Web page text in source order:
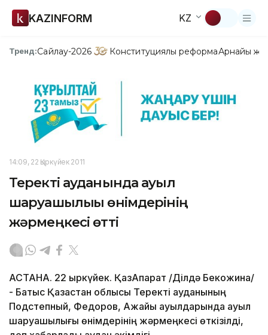
KAZINFORM KZ
Тренд:Сайлау-2026 Конституциялық реформаАрнайы
14:09, 22 Қыркүйек 2011
Теректі ауданында ауыл
шаруашылығы өнімдерінің
жәрмеңкесі өтті
АСТАНА. 22 қыркүйек. ҚазАқпарат /Ділдә Бекқожина/
- Батыс Қазақстан облысы Теректі ауданының
Подстепный, Федоров, Ақжайық ауылдарында ауыл
шаруашылығы өнімдерінің жәрмеңкесі өткізілді,